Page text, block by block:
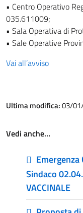
• Centro Operativo
035.611009;
• Sala Operativa di
• Sale Operative
Vai all’avviso
Ultima modifica:03/
Vedi anche…
Sindaco
VACCINALE